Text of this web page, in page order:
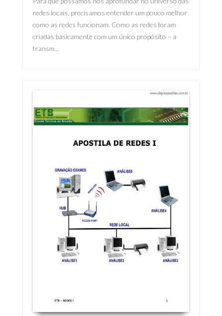
redes locais, precisamos entender um pouco melhor
como as redes funcionam. Como as redes foram
criadas basicamente com um único propósito – a
transm...